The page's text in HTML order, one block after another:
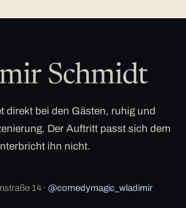
Schmidt
direkt bei den Gästen, ruhig und
Der Auftritt passt sich dem
ihn nicht.
14 · @comedymagic_wladimir